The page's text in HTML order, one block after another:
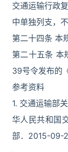
交通运输行政
中单独列支，
第二十四条 本
第二十五条 本
39号令发布的
参考资料
1. 交通运输部
华人民共和国
部．2015-09-